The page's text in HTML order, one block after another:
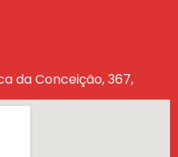
da Conceição, 367,